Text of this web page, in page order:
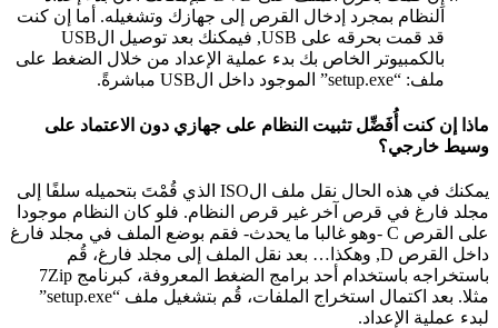
النظام بمجرد إدخال القرص إلى جهازك وتشغيله. أما إن كنت
قد قمت بحرقه على USB, فيمكنك بعد توصيل الUSB
بالكمبيوتر الخاص بك بدء عملية الإعداد من خلال الضغط على
ملف: “setup.exe” الموجود داخل الUSB مباشرةً.
إن كنت أُفَضِّل تثبيت النظام على جهازي دون الاعتماد على
خارجي؟
يمكنك في هذه الحال نقل ملف الISO الذي قُمْتَ بتحميله سلفًا إلى
فارغ في قرص آخر غير قرص النظام. فلو كان النظام موجودا
على القرص C -وهو غالبا ما يحدث- فقم بوضع الملف في مجلد فارغ
داخل القرص D, وهكذا… بعد نقل الملف إلى مجلد فارغ، قُم
باستخراجه باستخدام أحد برامج الضغط المعروفة، كبرنامج 7Zip
مثلا. بعد اكتمال استخراج الملفات، قُم بتشغيل ملف “setup.exe”
عملية الإعداد.